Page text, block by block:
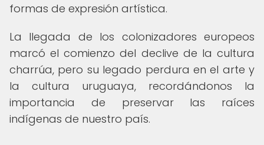
formas de expresión artística.
La llegada de los colonizadores europeos
marcó el comienzo del declive de la cultura
charrúa, pero su legado perdura en el arte y
la cultura uruguaya, recordándonos la
importancia de preservar las raíces
indígenas de nuestro país.